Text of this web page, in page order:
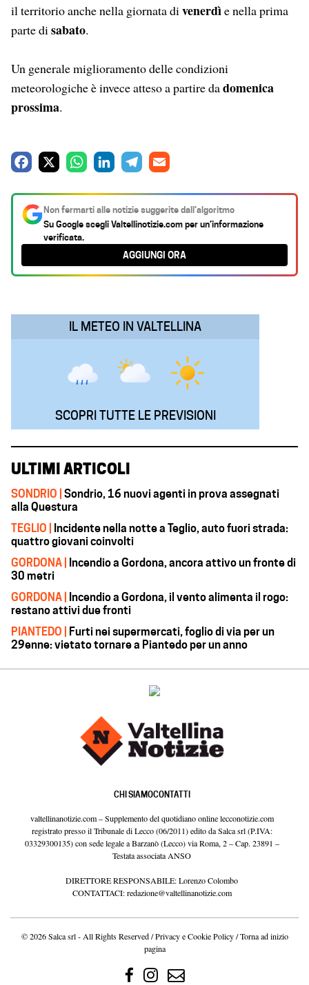
il territorio anche nella giornata di venerdìe nella prima
parte di sabato.
Un generale miglioramento delle condizioni
meteorologiche è invece atteso a partire dadomenica
prossima.
c
e
b
o
X
W
t
s
A
k
e
d
e
g
r
a
i
l
Non fermarti alle notizie suggerite dall’algoritmo
Su Google scegliValtellinotizie.comper un’informazione
verificata.
AGGIUNGI ORA
IL METEO IN VALTELLINA
SCOPRI TUTTE LE PREVISIONI
ULTIMI ARTICOLI
SONDRIO | Sondrio, 16 nuovi agenti in prova assegnati
alla Questura
TEGLIO | Incidente nella notte a Teglio, auto fuori strada:
quattro giovani coinvolti
GORDONA | Incendio a Gordona, ancora attivo un fronte di
30 metri
GORDONA | Incendio a Gordona, il vento alimenta il rogo:
restano attivi due fronti
PIANTEDO | Furti nei supermercati, foglio di via per un
29enne: vietato tornare a Piantedo per un anno
CHI SIAMOCONTATTI
valtellinanotizie.com – Supplemento del quotidiano online lecconotizie.com
registrato presso il Tribunale di Lecco (06/2011) edito da Salca srl (P.IVA:
03329300135) con sede legale a Barzanò (Lecco) via Roma, 2 – Cap. 23891 –
Testata associata ANSO
DIRETTORE RESPONSABILE: Lorenzo Colombo
CONTATTACI:redazione@valtellinanotizie.com
© 2026 Salca srl - All Rights Reserved /Privacy e Cookie Policy/Torna ad inizio
pagina